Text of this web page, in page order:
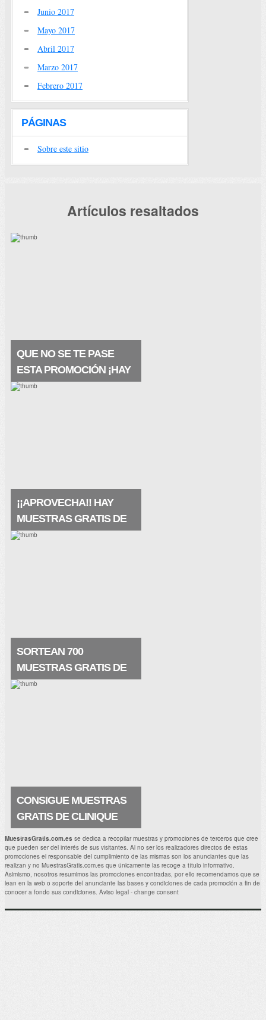
Junio 2017
Mayo 2017
Abril 2017
Marzo 2017
Febrero 2017
PÁGINAS
Sobre este sitio
Artículos resaltados
QUE NO SE TE PASE
ESTA PROMOCIÓN ¡HAY
MUESTRAS A
¡¡APROVECHA!! HAY
MUESTRAS GRATIS DE
LA PRAIRIE
SORTEAN 700
MUESTRAS GRATIS DE
SKINCEUTICALS
CONSIGUE MUESTRAS
GRATIS DE CLINIQUE
Ahora puedes hacerte con una muestra
gratuita de Surge 72 ¡¡Me encantará
conseguir esta muestra de un producto
CLINIQUE Antiage estupendo!! . Muestras
Gratis Relacionadas: Prueba.
MuestrasGratis.com.es se dedica a recopilar muestras y promociones de terceros que cree
que pueden ser del interés de sus visitantes. Al no ser los realizadores directos de estas
promociones el responsable del cumplimiento de las mismas son los anunciantes que las
realizan y no MuestrasGratis.com.es que únicamente las recoge a título informativo.
Asimismo, nosotros resumimos las promociones encontradas, por ello recomendamos que se
lean en la web o soporte del anunciante las bases y condiciones de cada promoción a fin de
conocer a fondo sus condiciones. Aviso legal - change consent